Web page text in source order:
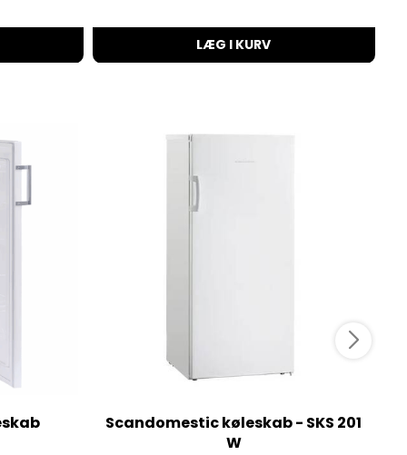
LÆG I KURV
Scandomestic køleskab - SKS 201
W